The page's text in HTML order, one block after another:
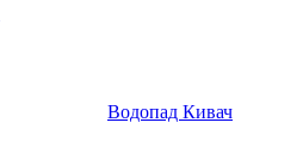
Водопад Кивач